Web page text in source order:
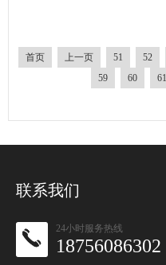
首页 上一页 51 52
59
60 61
联系我们
24小时服务热线
18756086302